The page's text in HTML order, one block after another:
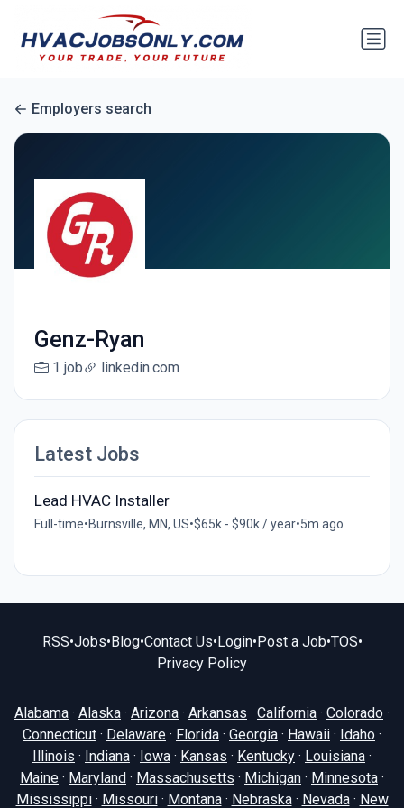
Employers search
Genz-Ryan
1 job linkedin.com
Latest Jobs
Lead HVAC Installer
Full-time•Burnsville, MN, US•$65k - $90k / year•5m ago
RSS•Jobs• Blog•Contact Us• Login• Post a Job•TOS•
Privacy Policy
Alabama · Alaska · Arizona · Arkansas · California · Colorado ·
Connecticut · Delaware · Florida · Georgia · Hawaii · Idaho ·
Illinois · Indiana · Iowa · Kansas · Kentucky · Louisiana ·
Maine · Maryland · Massachusetts · Michigan · Minnesota ·
Mississippi· Missouri· Montana· Nebraska· Nevada· New